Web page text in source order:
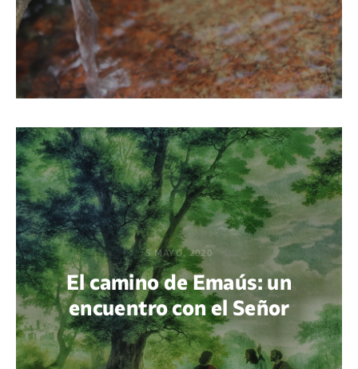
5 MAYO, 2020
El camino de Emaús: un
encuentro con el Señor
POR GABRIEL M. ACUÑA